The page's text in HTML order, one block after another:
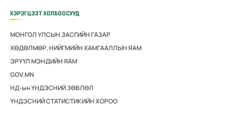
ХЭРЭГЦЭЭТ ХОЛБООСУУД
МОНГОЛ УЛСЫН ЗАСГИЙН ГАЗАР
ХӨДӨЛМӨР, НИЙГМИЙН ХАМГААЛЛЫН ЯАМ
ЭРҮҮЛ МЭНДИЙН ЯАМ
GOV.MN
НД-ын ҮНДЭСНИЙ ЗӨВЛӨЛ
ҮНДЭСНИЙ СТАТИСТИКИЙН ХОРОО